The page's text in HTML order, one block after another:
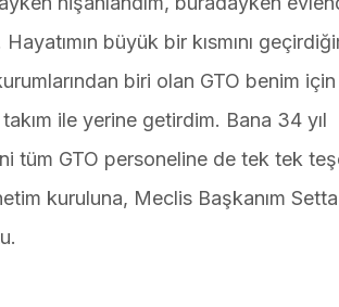
büyük bir kısmını
biri olan GTO benim
ile yerine getirdim. Bana 34 yıl
tüm GTO personeline de tek tek
kuruluna, Meclis Başkanım